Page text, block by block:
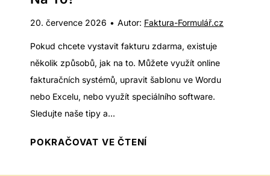
B
a
y
?
S
20. července 2026 • Autor: Faktura-Formulář.cz
Pokud chcete vystavit fakturu zdarma, existuje
několik způsobů, jak na to. Můžete využít online
fakturačních systémů, upravit šablonu ve Wordu
nebo Excelu, nebo využít speciálního software.
Sledujte naše tipy a...
POKRAČOVAT VE ČTENÍ